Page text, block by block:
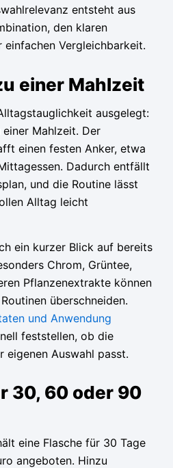
entsteht aus
den klaren
einfachen Vergleichbarkeit.
einer Mahlzeit
ausgelegt:
Mahlzeit. Der
einen festen Anker, etwa
Dadurch entfällt
und die Routine lässt
Alltag leicht
ein kurzer Blick auf bereits
Chrom, Grüntee,
Pflanzenextrakte können
überschneiden.
und Anwendung
feststellen, ob die
eigenen Auswahl passt.
30, 60 oder 90
eine Flasche für 30 Tage
angeboten. Hinzu